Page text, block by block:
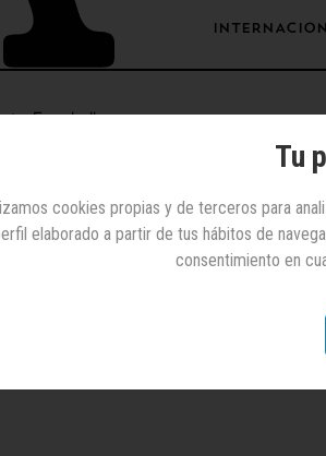
Expobelleza
Tu
cookies propias y de terceros para
elaborado a partir de tus hábitos de
consentimiento en